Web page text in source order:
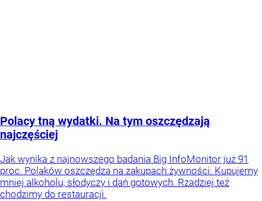
Polacy tną wydatki. Na tym oszczędzają
najczęściej
Jak wynika z najnowszego badania Big InfoMonitor już 91
proc. Polaków oszczędza na zakupach żywności. Kupujemy
mniej alkoholu, słodyczy i dań gotowych. Rzadziej też
chodzimy do restauracji.